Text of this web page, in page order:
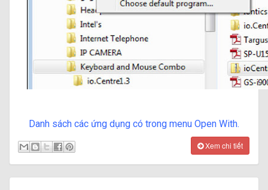
Danh sách các ứng dụng có trong menu Open With.
Xem chi tiết